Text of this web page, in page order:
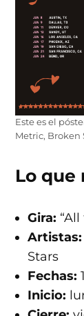
Este es el
Metric, Broken
Lo que
Gira:
Artistas:
Stars
Fechas:
Inicio: